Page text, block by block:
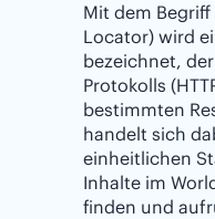
Mit dem Begriff
Locator) wird
bezeichnet,
Protokolls
bestimmten
handelt sich
einheitlichen
Inhalte im
finden und